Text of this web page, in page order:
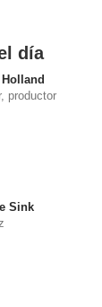
día
productor
Sink